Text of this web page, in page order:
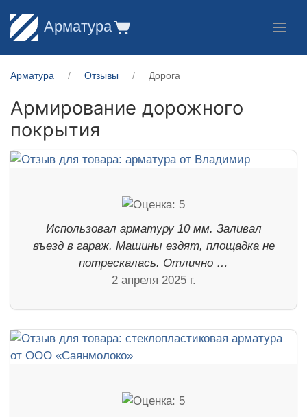
Арматура
Арматура Отзывы Дорога
Армирование дорожного
покрытия
Использовал арматуру 10 мм. Заливал
въезд в гараж. Машины ездят, площадка не
потрескалась. Отлично …
2 апреля 2025 г.